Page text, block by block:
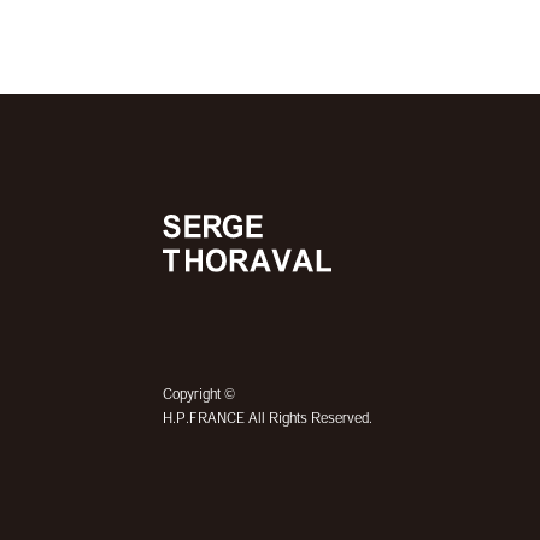
Copyright ©
H.P.FRANCE All Rights Reserved.